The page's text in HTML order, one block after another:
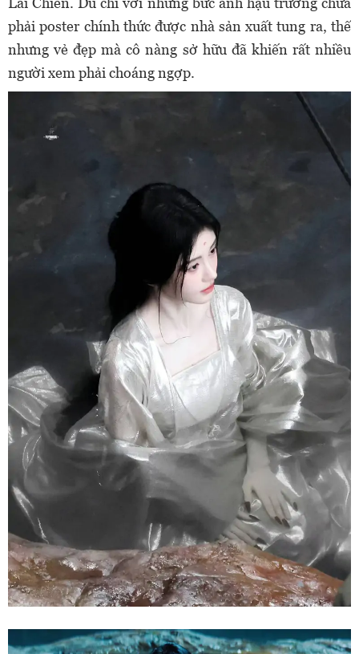
phải poster chính thức được nhà sản xuất tung ra, thế
nhưng vẻ đẹp mà cô nàng sở hữu đã khiến rất nhiều
người xem phải choáng ngợp.